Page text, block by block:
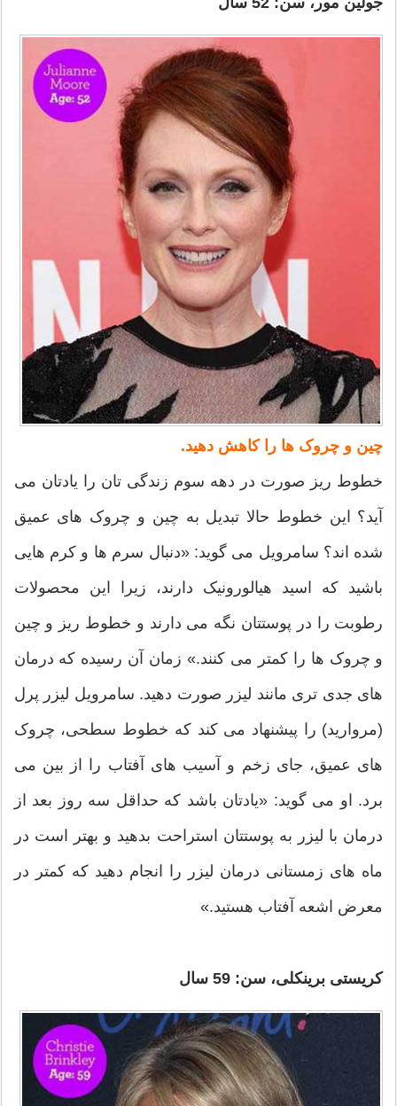
چین و چروک ها را کاهش دهید.
خطوط ریز صورت در دهه سوم زندگی تان را یادتان می
آید؟ این خطوط حالا تبدیل به چین و چروک های عمیق
شده اند؟ سامرویل می گوید: «دنبال سرم ها و کرم هایی
باشید که اسید هیالورونیک دارند، زیرا این محصولات
رطوبت را در پوستتان نگه می دارند و خطوط ریز و چین
و چروک ها را کمتر می کنند.» زمان آن رسیده که درمان
های جدی تری مانند لیزر صورت دهید. سامرویل لیزر پرل
(مروارید) را پیشنهاد می کند که خطوط سطحی، چروک
های عمیق، جای زخم و آسیب های آفتاب را از بین می
برد. او می گوید: «یادتان باشد که حداقل سه روز بعد از
درمان با لیزر به پوستتان استراحت بدهید و بهتر است در
ماه های زمستانی درمان لیزر را انجام دهید که کمتر در
معرض اشعه آفتاب هستید.»
کریستی برینکلی، سن: 59 سال